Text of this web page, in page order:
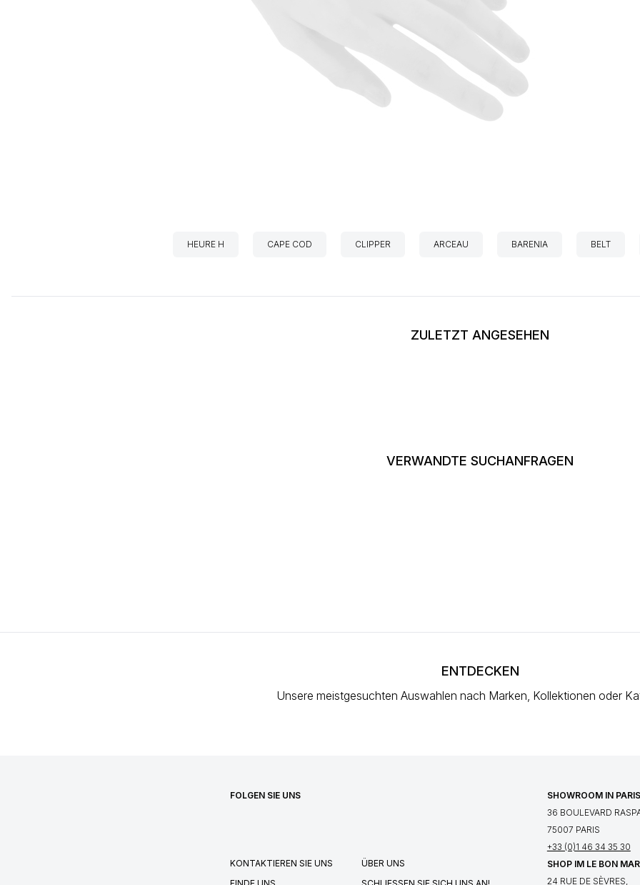
HEURE H CAPE COD CLIPPER ARCEAU BARENIA BELT
ZULETZT ANGESEHEN
VERWANDTE SUCHANFRAGEN
ENTDECKEN
Unsere meistgesuchten Auswahlen nach Marken, Kollektionen oder
FOLGEN SIE UNS
KONTAKTIEREN SIE UNS
FINDE UNS
ÜBER UNS
SCHLIESSEN SIE SICH UNS AN!
SHOWROOM IN PARIS
36 BOULEVARD
75007 PARIS
+33 (0)1 46 34 35 30
SHOP IM LE BON
24 RUE DE SÈVRES,